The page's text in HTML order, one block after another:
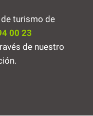
turismo de
00 23
de nuestro